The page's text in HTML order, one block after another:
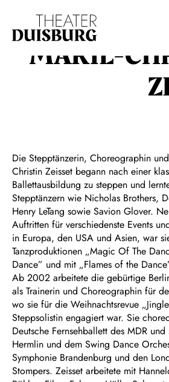
Zur Hauptnavigation springen
Zum Footer springen
MARIE-
Die Stepptänzerin, Choreographin
Christin Zeisset begann nach einer
Ballettausbildung zu steppen und
Stepptänzern wie Nicholas Brothers,
Henry LeTang sowie Savion Glover.
Auftritten für verschiedenste Events
in Europa, den USA und Asien, war
Tanzproduktionen „Magic Of The
Dance” und mit „Flames of the
Ab 2002 arbeitete die gebürtige
als Trainerin und Choreographin für
wo sie für die Weihnachtsrevue
Steppsolistin engagiert war. Sie
Deutsche Fernsehballett des MDR
Hermlin und dem Swing Dance
Symphonie Brandenburg und den
Stompers. Zeisset arbeitete mit